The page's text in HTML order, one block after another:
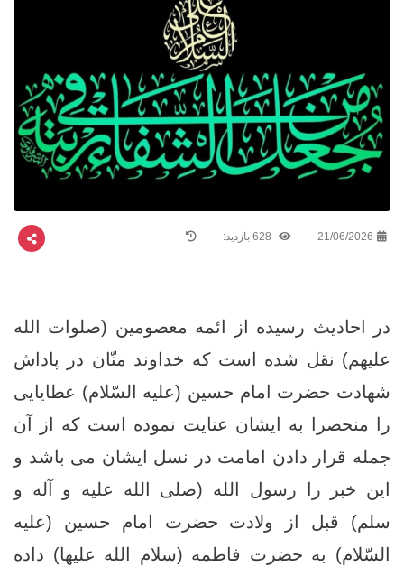
21/06/2026
در احادیث رسیده از ائمه معصومین (صلوات الله
علیهم) نقل شده است که خداوند منّان در پاداش
شهادت حضرت امام حسین (علیه السّلام) عطایایی
را منحصرا به ایشان عنایت نموده است که از آن
جمله قرار دادن امامت در نسل ایشان می باشد و
این خبر را رسول الله (صلى الله عليه و آله و
سلم) قبل از ولادت حضرت امام حسین (علیه
السّلام) به حضرت فاطمه (سلام الله علیها) داده